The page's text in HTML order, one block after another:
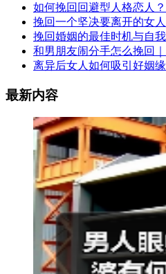
如何挽回回避型人格恋人
挽回一个坚决要离开的女
挽回婚姻的最佳时机与自
和男朋友闹分手怎么挽回
离异后女人如何吸引好姻
最新内容